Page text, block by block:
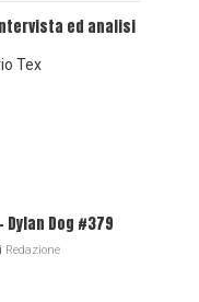
intervista ed analisi
Tex
Dog #379
Redazione